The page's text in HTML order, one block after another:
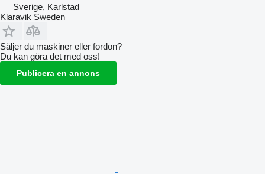
Sverige, Karlstad
Klaravik Sweden
Säljer du maskiner eller fordon?
Du kan göra det med oss!
Publicera en annons